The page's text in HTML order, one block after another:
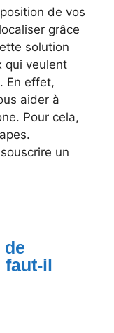
de vos
grâce
solution
qui veulent
En effet,
aider à
Pour cela,
un
faut-il